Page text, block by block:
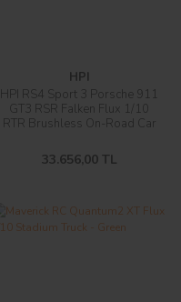
HPI
HPI RS4 Sport 3 Porsche 911
GT3 RSR Falken Flux 1/10
RTR Brushless On-Road Car
33.656,00 TL